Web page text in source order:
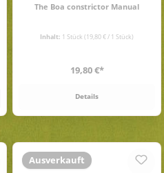
The Boa constrictor Manual
Inhalt: 1 Stück (19,80 € / 1 Stück)
Regulärer Preis:
19,80 €*
Details
Ausverkauft